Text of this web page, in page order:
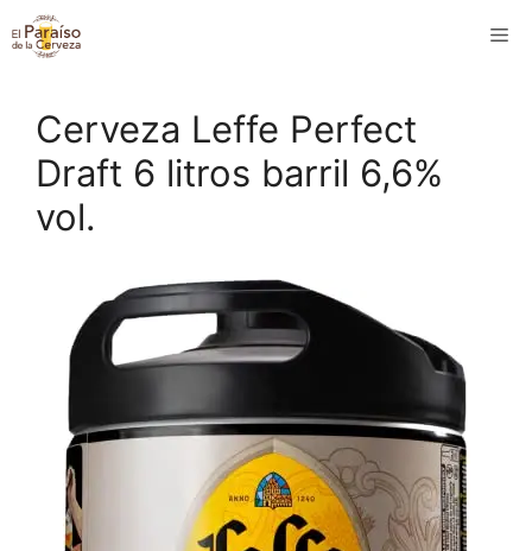
Saltar
al
Cerveza Leffe Perfect
Draft 6 litros barril 6,6%
vol.